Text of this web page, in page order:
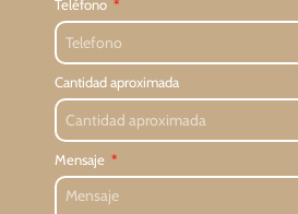
Teléfono
Cantidad aproximada
Mensaje